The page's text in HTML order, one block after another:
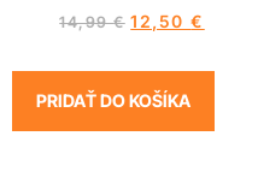
14,99€ 12,50€
PRIDAŤ DO KOŠÍKA